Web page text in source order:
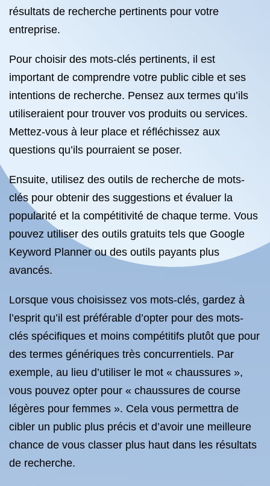
résultats de recherche pertinents pour votre
entreprise.
Pour choisir des mots-clés pertinents, il est
important de comprendre votre public cible et ses
intentions de recherche. Pensez aux termes qu’ils
utiliseraient pour trouver vos produits ou services.
Mettez-vous à leur place et réfléchissez aux
questions qu’ils pourraient se poser.
Ensuite, utilisez des outils de recherche de mots-
clés pour obtenir des suggestions et évaluer la
popularité et la compétitivité de chaque terme. Vous
pouvez utiliser des outils gratuits tels que Google
Keyword Planner ou des outils payants plus
avancés.
Lorsque vous choisissez vos mots-clés, gardez à
l’esprit qu’il est préférable d’opter pour des mots-
clés spécifiques et moins compétitifs plutôt que pour
des termes génériques très concurrentiels. Par
exemple, au lieu d’utiliser le mot « chaussures »,
vous pouvez opter pour « chaussures de course
légères pour femmes ». Cela vous permettra de
cibler un public plus précis et d’avoir une meilleure
chance de vous classer plus haut dans les résultats
de recherche.